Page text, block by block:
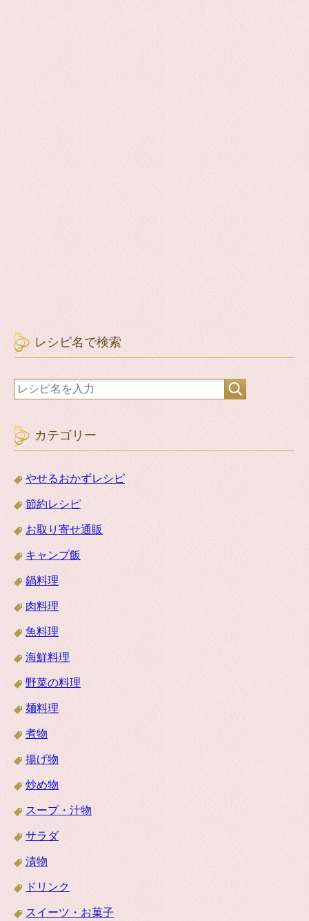
レシピ名で検索
カテゴリー
やせるおかずレシピ
節約レシピ
お取り寄せ通販
キャンプ飯
鍋料理
肉料理
魚料理
海鮮料理
野菜の料理
麺料理
煮物
揚げ物
炒め物
スープ・汁物
サラダ
漬物
ドリンク
スイーツ・お菓子